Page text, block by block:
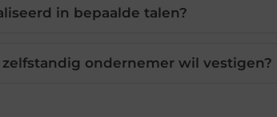
in bepaalde talen?
ondernemer wil vestigen?